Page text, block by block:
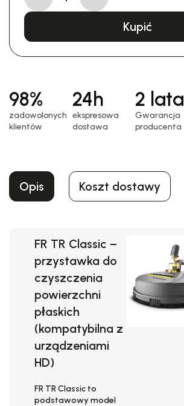
Kupić
98%
zadowolonych
klientów
24h
еkspresowa
dostawa
2 lata
Gwarancja
producenta
Opis Koszt dostawy
FR TR Classic –
przystawka do
czyszczenia
powierzchni
płaskich
(kompatybilna z
urządzeniami
HD)
FR TR Classic to
podstawowy model